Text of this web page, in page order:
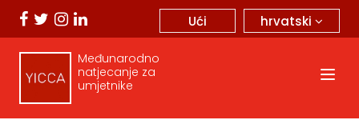
hrvatski
Ući
Međunarodno
natjecanje za
umjetnike